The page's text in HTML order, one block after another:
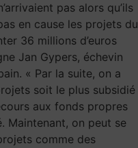
pas alors qu’ils
en cause les projets du
36 millions d’euros
Jan Gypers, échevin
« Par la suite, on a
soit le plus subsidié
aux fonds propres
Maintenant, on peut se
comme des